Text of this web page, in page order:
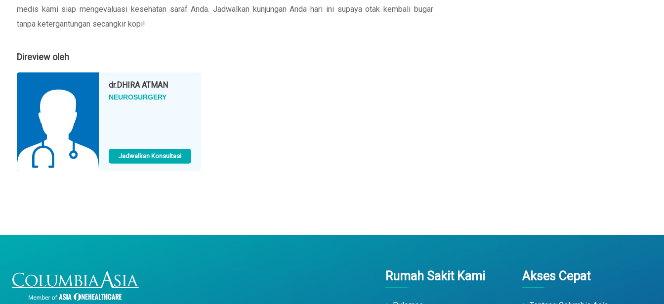
medis kami siap mengevaluasi kesehatan saraf Anda. Jadwalkan kunjungan Anda hari ini supaya otak kembali bugar
tanpa ketergantungan secangkir kopi!
Direview oleh
dr.DHIRA ATMAN
NEUROSURGERY
Jadwalkan Konsultasi
Rumah Sakit Kami Akses Cepat